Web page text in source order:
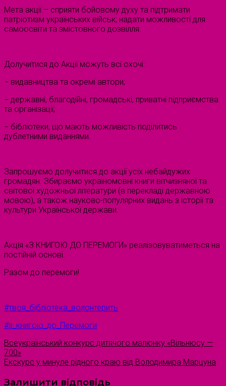
Мета акції – сприяти бойовому духу та підтримати
патріотизм українських військ, надати можливості для
самоосвіти та змістовного дозвілля.
Долучитися до Акції можуть всі охочі:
− видавництва та окремі автори;
− державні, благодійні, громадські, приватні підприємства
та організації;
− бібліотеки, що мають можливість поділитись
дублетними виданнями.
Запрошуємо долучитися до акції усіх небайдужих
громадян. Збираємо україномовні книги вітчизняної та
світової художньої літератури (в перекладі державною
мовою), а також науково-популярних видань з історії та
культури Української держави.
Акція «З КНИГОЮ ДО ПЕРЕМОГИ» реалізовуватиметься на
постійній основі.
Разом до перемоги!
#твоя_бібліотека_волонтерить
#з_книгою_до_Перемоги
Всеукраїнський конкурс дитячого малюнку «Вільнюсу —
700»
Екскурс у минуле рідного краю від Володимира Марцуна
Залишити відповідь